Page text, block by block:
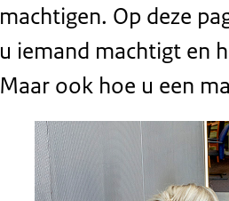
machtigen. Op deze
u iemand machtigt en
Maar ook hoe u een